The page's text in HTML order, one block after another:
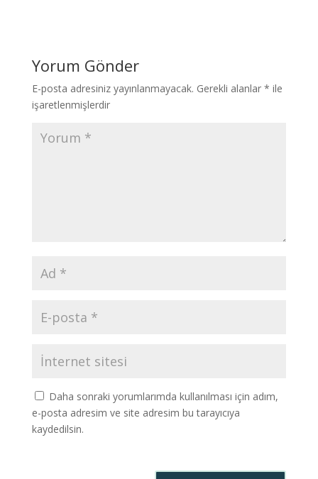
Yorum Gönder
E-posta adresiniz yayınlanmayacak. Gerekli alanlar * ile
işaretlenmişlerdir
Daha sonraki yorumlarımda kullanılması için adım,
e-posta adresim ve site adresim bu tarayıcıya
kaydedilsin.